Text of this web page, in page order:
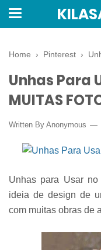
Home › Pinterest ›
Unhas Para
MUITAS
Written By Anonymous
Unhas para Usar
ideia de design de
com muitas obras de